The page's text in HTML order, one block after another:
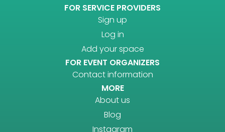
FOR SERVICE PROVIDERS
Sign up
Log in
Add your space
FOR EVENT ORGANIZERS
Contact information
MORE
About us
Blog
Instagram